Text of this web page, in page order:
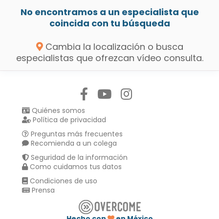
No encontramos a un especialista que
coincida con tu búsqueda
Cambia la localización o busca
especialistas que ofrezcan vídeo consulta.
Quiénes somos
Política de privacidad
Preguntas más frecuentes
Recomienda a un colega
Seguridad de la información
Como cuidamos tus datos
Condiciones de uso
Prensa